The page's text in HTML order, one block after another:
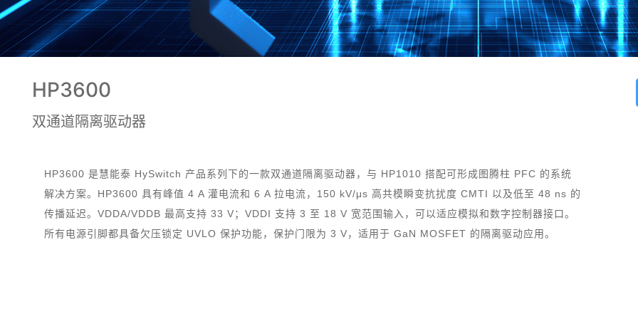
HP3600
双通道隔离驱动器
HP3600 是慧能泰 HySwitch 产品系列下的一款双通道隔离驱动器，与 HP1010 搭配可形成图腾柱 PFC 的系统
解决方案。HP3600 具有峰值 4 A 灌电流和 6 A 拉电流，150 kV/μs 高共模瞬变抗扰度 CMTI 以及低至 48 ns 的
传播延迟。VDDA/VDDB 最高支持 33 V；VDDI 支持 3 至 18 V 宽范围输入，可以适应模拟和数字控制器接口。
所有电源引脚都具备欠压锁定 UVLO 保护功能，保护门限为 3 V，适用于 GaN MOSFET 的隔离驱动应用。